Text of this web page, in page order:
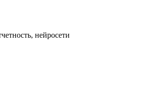
нейросети